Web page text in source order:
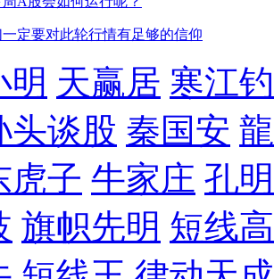
定要对此轮行情有足够的信仰
明 天赢居 寒江
头谈股 秦国安
虎子 牛家庄 孔
旗帜先明 短线